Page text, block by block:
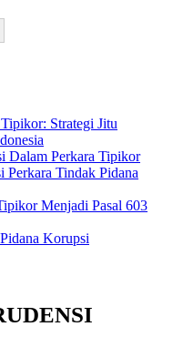
Strategi Jitu
Dalam Perkara Tipikor
Perkara Tindak Pidana
Menjadi Pasal 603
Korupsi